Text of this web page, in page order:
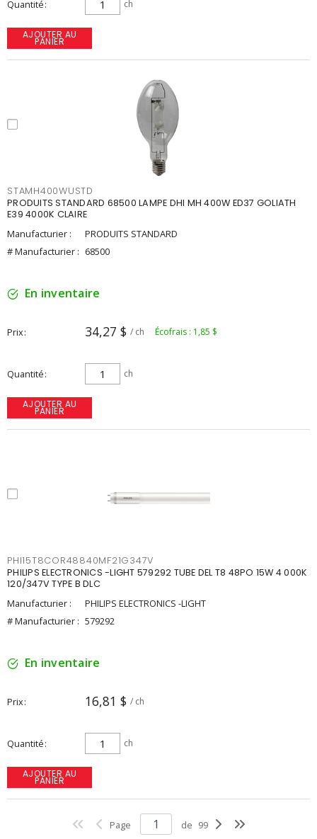
Quantité ch
AJOUTER AU
PANIER
STAMH400WUSTD
PRODUITS STANDARD 68500 LAMPE DHI MH 400W ED37 GOLIATH
E39 4000K CLAIRE
Manufacturier :
PRODUITS STANDARD
# Manufacturier : 68500
En inventaire
Prix 34,27 $ / ch Écofrais : 1,85 $
Quantité ch
AJOUTER AU
PANIER
PHI15T8COR48840MF21G347V
PHILIPS ELECTRONICS -LIGHT 579292 TUBE DEL T8 48PO 15W 4 000K
120/347V TYPE B DLC
Manufacturier :
PHILIPS ELECTRONICS -LIGHT
# Manufacturier : 579292
En inventaire
Prix 16,81 $ / ch
Quantité ch
AJOUTER AU
PANIER
Page de 99